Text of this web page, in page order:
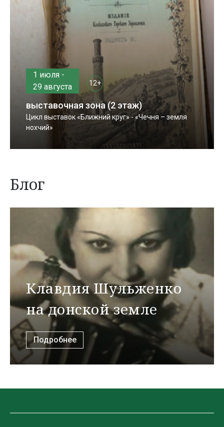
1 июля -
29 августа
12+
выставочная зона (2 этаж)
Цикл выставок «Ближний круг» - «Чечня – земля
нохчий»
Блог
Клавдия Шульженко
на донской земле
Подробнее